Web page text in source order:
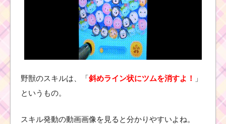
野獣のスキルは、「斜めライン状にツムを消すよ！
」
というもの。
スキル発動の動画画像を見ると分かりやすいよね。